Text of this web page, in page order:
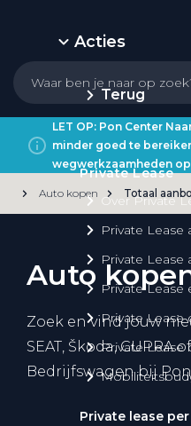
Acties
Terug
Private Lease
Over Private
Private Lease
Private Lease
Private Lease
Private Lease
Private Lease
Private lease
LET OP: Pon Center
minder goed te
wegwerkzaamheden op
Auto kopen Totaal
Auto
Zoek en vind jouw
SEAT, Škoda, CUPRA
Bedrijfswagen bij